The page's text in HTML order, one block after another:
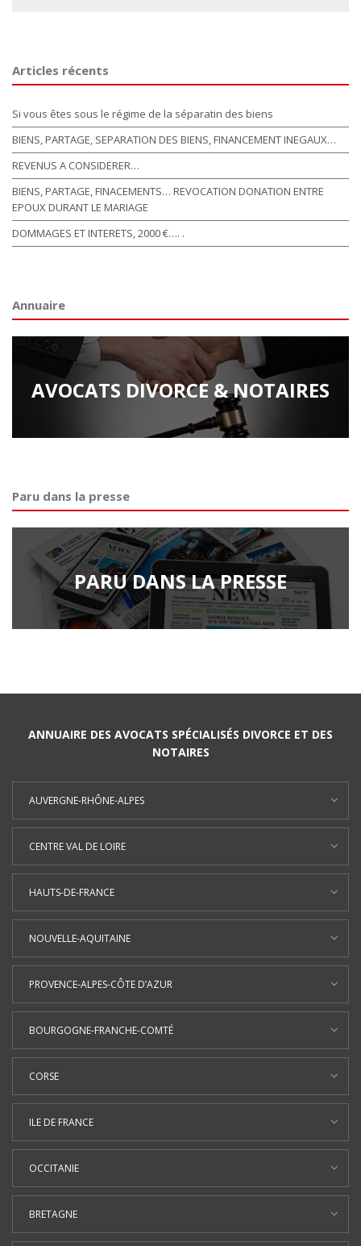
Articles récents
Si vous êtes sous le régime de la séparatin des biens
BIENS, PARTAGE, SEPARATION DES BIENS, FINANCEMENT INEGAUX…
REVENUS A CONSIDERER…
BIENS, PARTAGE, FINACEMENTS… REVOCATION DONATION ENTRE
EPOUX DURANT LE MARIAGE
DOMMAGES ET INTERETS, 2000 €…. .
Annuaire
AVOCATS DIVORCE & NOTAIRES
Paru dans la presse
PARU DANS LA PRESSE
ANNUAIRE DES AVOCATS SPÉCIALISÉS DIVORCE ET DES
NOTAIRES
AUVERGNE-RHÔNE-ALPES
CENTRE VAL DE LOIRE
HAUTS-DE-FRANCE
NOUVELLE-AQUITAINE
PROVENCE-ALPES-CÔTE D’AZUR
BOURGOGNE-FRANCHE-COMTÉ
CORSE
ILE DE FRANCE
OCCITANIE
BRETAGNE